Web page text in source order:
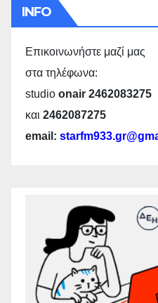
INFO
Επικοινωνήστε μαζί μας
στα τηλέφωνα:
studio onair 2462083275
και 2462087275
email: